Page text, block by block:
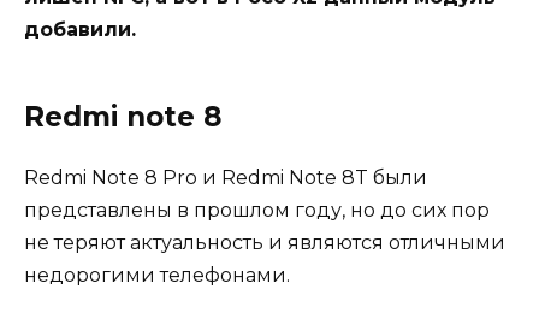
добавили.
Redmi note 8
Redmi Note 8 Pro и Redmi Note 8T были
представлены в прошлом году, но до сих пор
не теряют актуальность и являются отличными
недорогими телефонами.